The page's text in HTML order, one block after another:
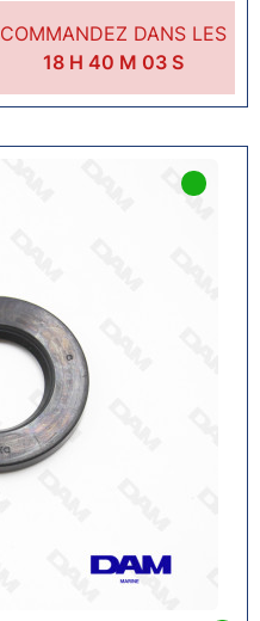
COMMANDEZ DANS LES
18 H40 M 02 S